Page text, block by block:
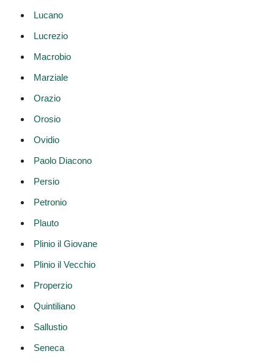
Lucano
Lucrezio
Macrobio
Marziale
Orazio
Orosio
Ovidio
Paolo Diacono
Persio
Petronio
Plauto
Plinio il Giovane
Plinio il Vecchio
Properzio
Quintiliano
Sallustio
Seneca